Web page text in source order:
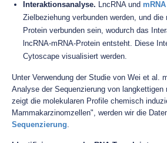
Interaktionsanalyse. LncRNA und mRNA
Zielbeziehung verbunden werden, und die
Protein verbunden sein, wodurch das
lncRNA-mRNA-Protein entsteht. Diese
Cytoscape visualisiert werden.
Unter Verwendung der Studie von Wei et al.
Analyse der Sequenzierung von langkettigen
zeigt die molekularen Profile chemisch
Mammakarzinomzellen", werden wir die
Sequenzierung.